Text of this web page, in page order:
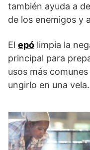
también ayuda a
de los enemigos y
El epó limpia la
principal para
usos más
ungirlo en una vela.